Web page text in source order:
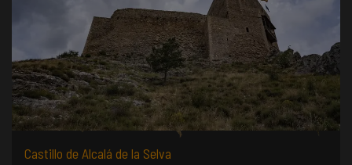
Castillo de Alcalá de la Selva